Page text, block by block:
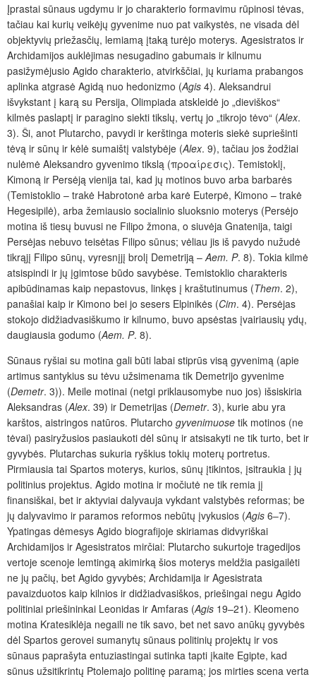
Įprastai sūnaus ugdymu ir jo charakterio formavimu rūpinosi tėvas,
tačiau kai kurių veikėjų gyvenime nuo pat vaikystės, ne visada dėl
objektyvių priežasčių, lemiamą įtaką turėjo moterys. Agesistratos ir
Archidamijos auklėjimas nesugadino gabumais ir kilnumu
pasižymėjusio Agido charakterio, atvirkščiai, jų kuriama prabangos
aplinka atgrasė Agidą nuo hedonizmo (Agis 4). Aleksandrui
išvykstant į karą su Persija, Olimpiada atskleidė jo „dieviškos“
kilmės paslaptį ir paragino siekti tikslų, vertų jo „tikrojo tėvo“ (Alex.
3). Ši, anot Plutarcho, pavydi ir kerštinga moteris siekė supriešinti
tėvą ir sūnų ir kėlė sumaištį valstybėje (Alex. 9), tačiau jos žodžiai
nulėmė Aleksandro gyvenimo tikslą (προαίρεσις). Temistoklį,
Kimoną ir Persėją vienija tai, kad jų motinos buvo arba barbarės
(Temistoklio – trakė Habrotonė arba karė Euterpė, Kimono – trakė
Hegesipilė), arba žemiausio socialinio sluoksnio moterys (Persėjo
motina iš tiesų buvusi ne Filipo žmona, o siuvėja Gnatenija, taigi
Persėjas nebuvo teisėtas Filipo sūnus; vėliau jis iš pavydo nužudė
tikrąjį Filipo sūnų, vyresnįjį brolį Demetriją – Aem. P. 8). Tokia kilmė
atsispindi ir jų įgimtose būdo savybėse. Temistoklio charakteris
apibūdinamas kaip nepastovus, linkęs į kraštutinumus (Them. 2),
panašiai kaip ir Kimono bei jo sesers Elpinikės (Cim. 4). Persėjas
stokojo didžiadvasiškumo ir kilnumo, buvo apsėstas įvairiausių ydų,
daugiausia godumo (Aem. P. 8).
Sūnaus ryšiai su motina gali būti labai stiprūs visą gyvenimą (apie
artimus santykius su tėvu užsimenama tik Demetrijo gyvenime
(Demetr. 3)). Meile motinai (netgi priklausomybe nuo jos) išsiskiria
Aleksandras (Alex. 39) ir Demetrijas (Demetr. 3), kurie abu yra
karštos, aistringos natūros. Plutarcho gyvenimuose tik motinos (ne
tėvai) pasiryžusios pasiaukoti dėl sūnų ir atsisakyti ne tik turto, bet ir
gyvybės. Plutarchas sukuria ryškius tokių moterų portretus.
Pirmiausia tai Spartos moterys, kurios, sūnų įtikintos, įsitraukia į jų
politinius projektus. Agido motina ir močiutė ne tik remia jį
finansiškai, bet ir aktyviai dalyvauja vykdant valstybės reformas; be
jų dalyvavimo ir paramos reformos nebūtų įvykusios (Agis 6–7).
Ypatingas dėmesys Agido biografijoje skiriamas didvyriškai
Archidamijos ir Agesistratos mirčiai: Plutarcho sukurtoje tragedijos
vertoje scenoje lemtingą akimirką šios moterys meldžia pasigailėti
ne jų pačių, bet Agido gyvybės; Archidamija ir Agesistrata
pavaizduotos kaip kilnios ir didžiadvasiškos, priešingai negu Agido
politiniai priešininkai Leonidas ir Amfaras (Agis 19–21). Kleomeno
motina Kratesiklėja negaili ne tik savo, bet net savo anūkų gyvybės
dėl Spartos gerovei sumanytų sūnaus politinių projektų ir vos
sūnaus paprašyta entuziastingai sutinka tapti įkaite Egipte, kad
sūnus užsitikrintų Ptolemajo politinę paramą; jos mirties scena verta